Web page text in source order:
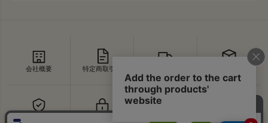
会社概要 特定商取引法
セキュリティ お問い合わせ